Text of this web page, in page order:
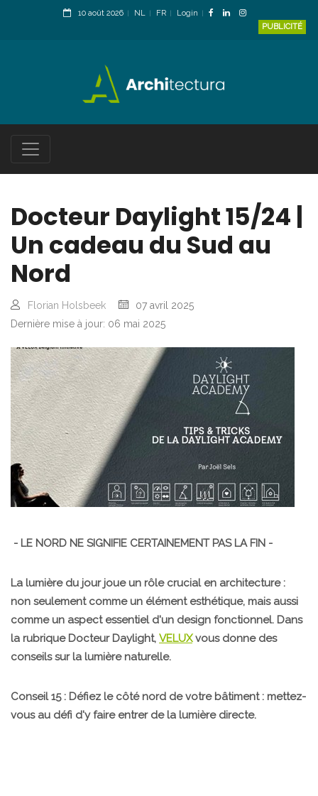
10 août 2026 NL FR
Login
PUBLICITÉ
Docteur Daylight 15/24 |
Un cadeau du Sud au
Nord
Florian Holsbeek
07 avril 2025
Dernière mise à jour: 06 mai 2025
- LE NORD NE SIGNIFIE CERTAINEMENT PAS LA FIN -
La lumière du jour joue un rôle crucial en architecture :
non seulement comme un élément esthétique, mais aussi
comme un aspect essentiel d'un design fonctionnel. Dans
la rubrique Docteur Daylight, VELUXvous donne des
conseils sur la lumière naturelle.
Conseil 15 : Défiez le côté nord de votre bâtiment : mettez-
vous au défi d'y faire entrer de la lumière directe.